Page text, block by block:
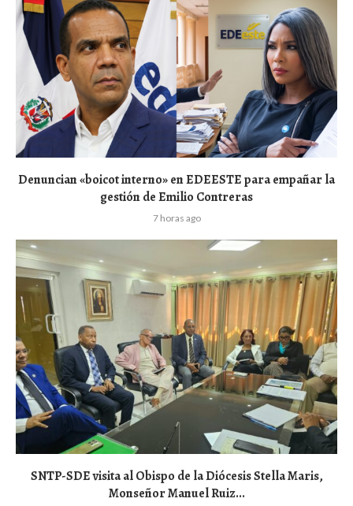
Denuncian «boicot interno» en EDEESTE para empañar la
gestión de Emilio Contreras
7 horas ago
SNTP-SDE visita al Obispo de la Diócesis Stella Maris,
Monseñor Manuel Ruiz...